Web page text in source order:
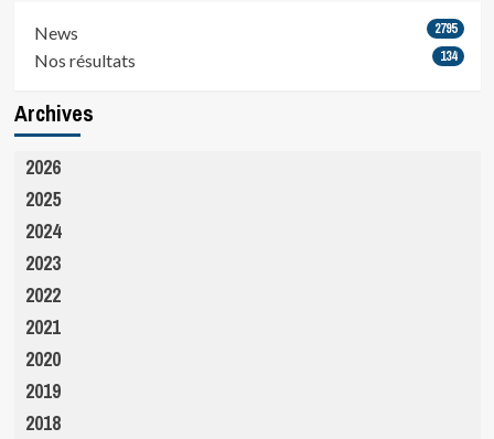
News 2795
Nos résultats 134
Archives
2026
2025
2024
2023
2022
2021
2020
2019
2018